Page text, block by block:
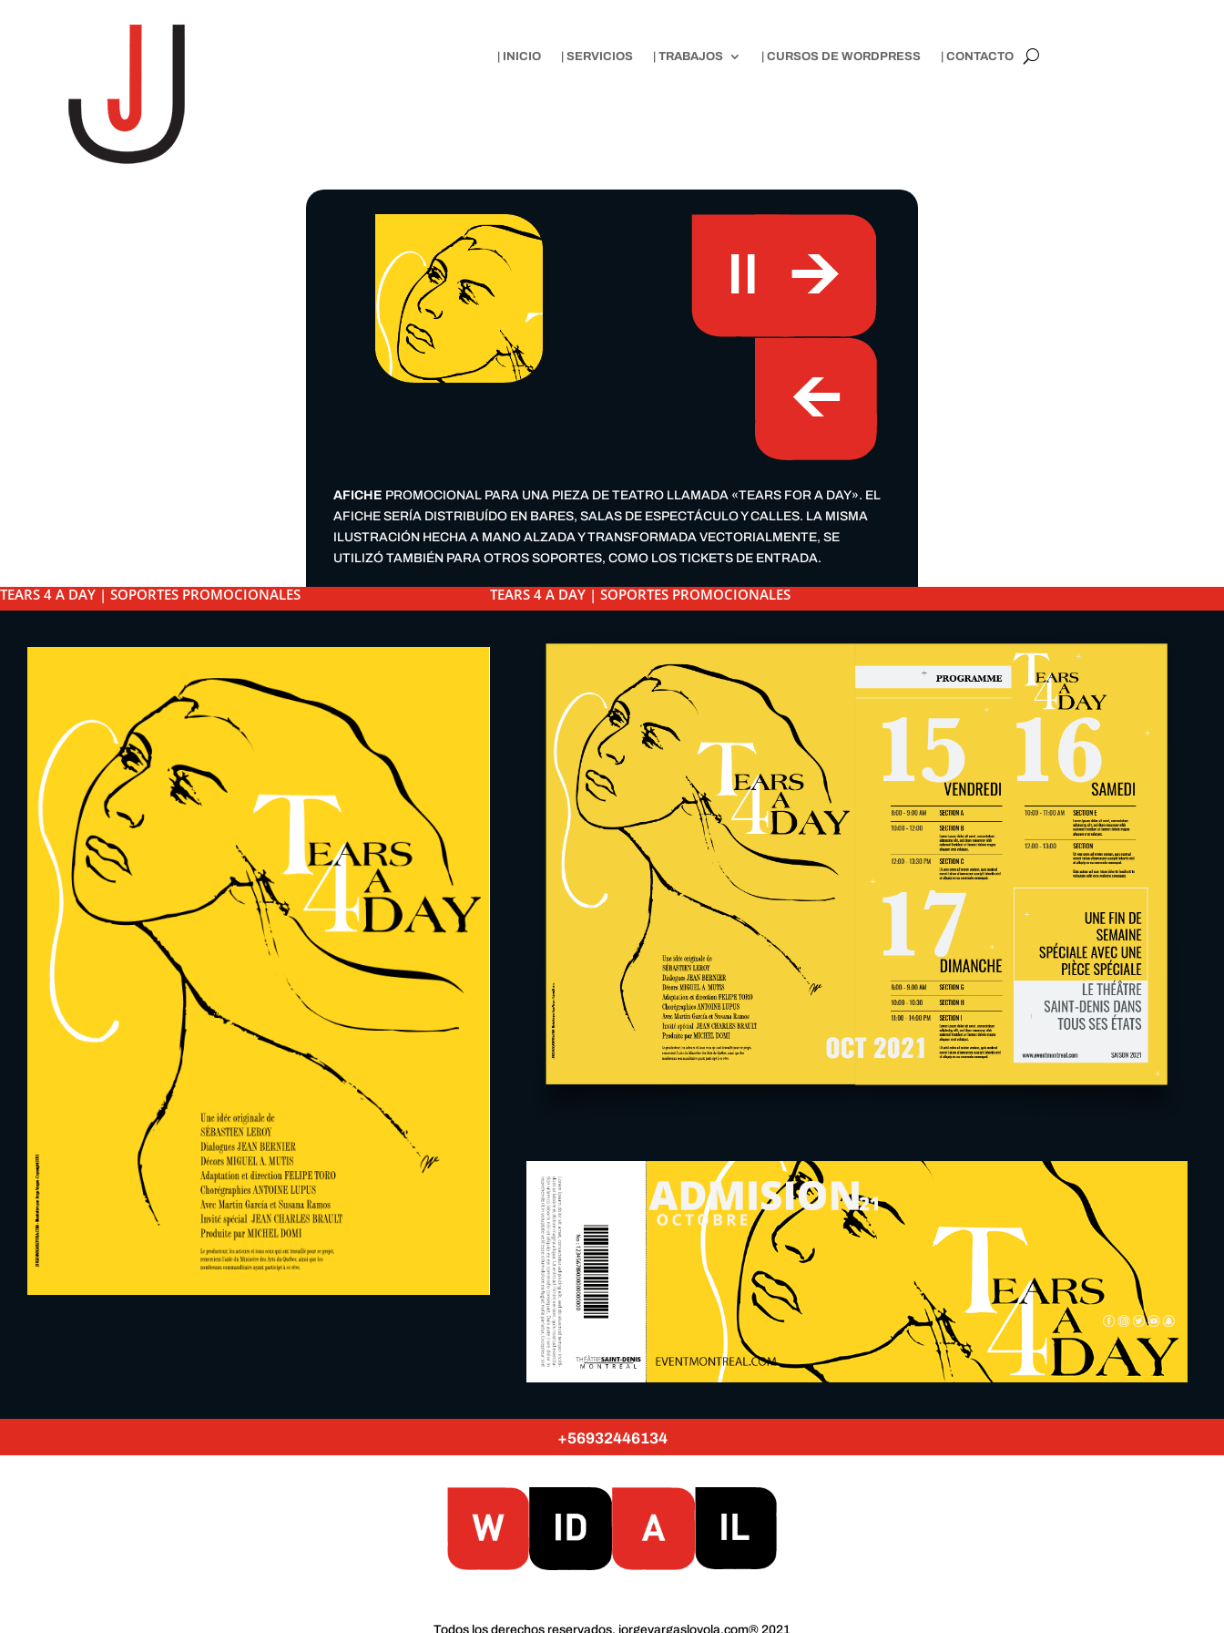
| INICIO | SERVICIOS | TRABAJOS | CURSOS DE WORDPRESS | CONTACTO
AFICHE PROMOCIONAL PARA UNA PIEZA DE TEATRO LLAMADA «TEARS FOR A DAY». EL
AFICHE SERÍA DISTRIBUÍDO EN BARES, SALAS DE ESPECTÁCULO Y CALLES. LA MISMA
ILUSTRACIÓN HECHA A MANO ALZADA Y TRANSFORMADA VECTORIALMENTE, SE
UTILIZÓ TAMBIÉN PARA OTROS SOPORTES, COMO LOS TICKETS DE ENTRADA.
TEARS 4 A DAY | SOPORTES PROMOCIONALES TEARS 4 A DAY | SOPORTES PROMOCIONALES
+56932446134
Todos los derechos reservados. jorgevargasloyola.com® 2021